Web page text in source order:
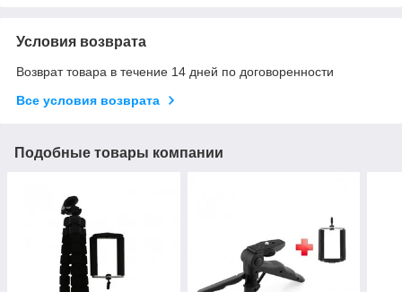
Условия возврата
Возврат товара в течение 14 дней по договоренности
Все условия возврата
Подобные товары компании